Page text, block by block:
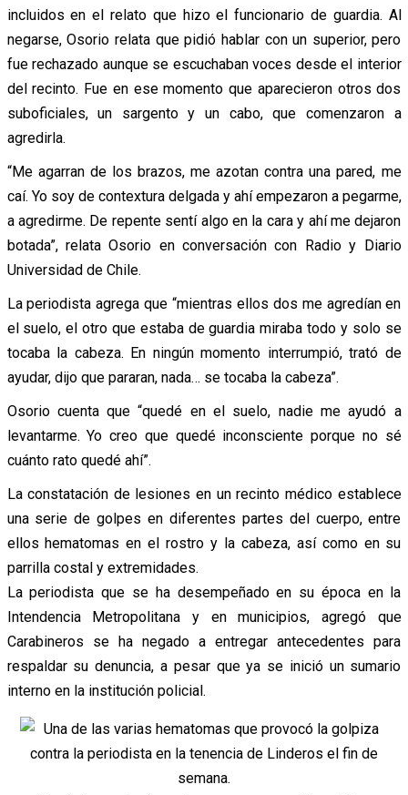
incluidos en el relato que hizo el funcionario de guardia. Al
negarse, Osorio relata que pidió hablar con un superior, pero
fue rechazado aunque se escuchaban voces desde el interior
del recinto. Fue en ese momento que aparecieron otros dos
suboficiales, un sargento y un cabo, que comenzaron a
agredirla.
“Me agarran de los brazos, me azotan contra una pared, me
caí. Yo soy de contextura delgada y ahí empezaron a pegarme,
a agredirme. De repente sentí algo en la cara y ahí me dejaron
botada”, relata Osorio en conversación con Radio y Diario
Universidad de Chile.
La periodista agrega que “mientras ellos dos me agredían en
el suelo, el otro que estaba de guardia miraba todo y solo se
tocaba la cabeza. En ningún momento interrumpió, trató de
ayudar, dijo que pararan, nada… se tocaba la cabeza”.
Osorio cuenta que “quedé en el suelo, nadie me ayudó a
levantarme. Yo creo que quedé inconsciente porque no sé
cuánto rato quedé ahí”.
La constatación de lesiones en un recinto médico establece
una serie de golpes en diferentes partes del cuerpo, entre
ellos hematomas en el rostro y la cabeza, así como en su
parrilla costal y extremidades.
La periodista que se ha desempeñado en su época en la
Intendencia Metropolitana y en municipios, agregó que
Carabineros se ha negado a entregar antecedentes para
respaldar su denuncia, a pesar que ya se inició un sumario
interno en la institución policial.